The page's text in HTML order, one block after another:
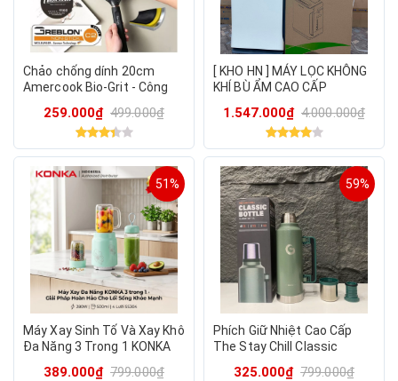
Chảo chống dính 20cm
Amercook Bio-Grit - Công
của Đức
259.000₫ 499.000₫
[ KHO HN ] MÁY LỌC KHÔNG
KHÍ BÙ ẨM CAO CẤP
1.547.000₫ 4.000.000₫
51%
Máy Xay Sinh Tố Và Xay Khô
Đa Năng 3 Trong 1 KONKA
389.000₫ 799.000₫
59%
Phích Giữ Nhiệt Cao Cấp
The Stay Chill Classic
325.000₫ 799.000₫